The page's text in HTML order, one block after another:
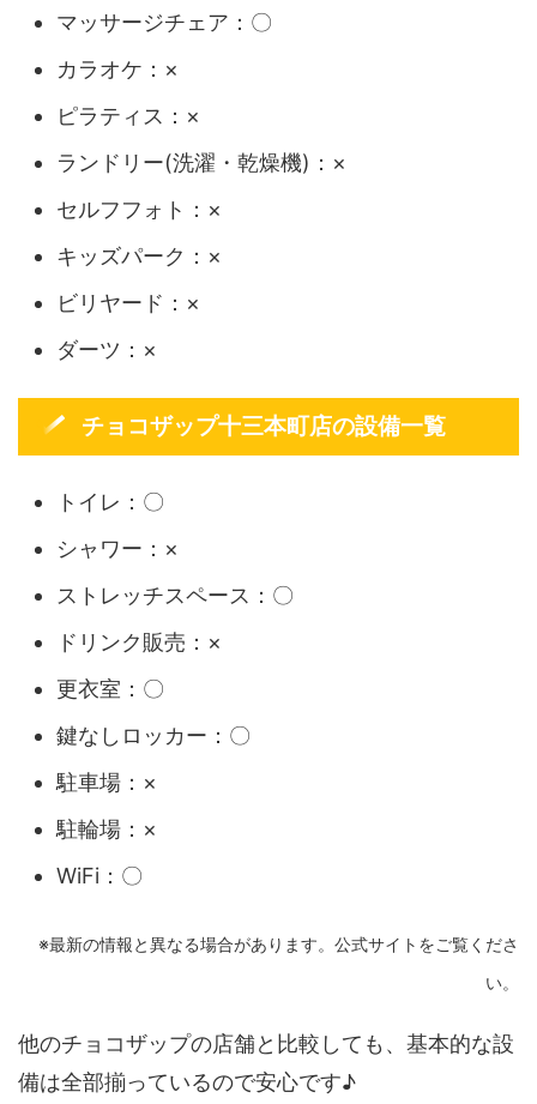
マッサージチェア：〇
カラオケ：×
ピラティス：×
ランドリー(洗濯・乾燥機)：×
セルフフォト：×
キッズパーク：×
ビリヤード：×
ダーツ：×
チョコザップ十三本町店の設備一覧
トイレ：〇
シャワー：×
ストレッチスペース：〇
ドリンク販売：×
更衣室：〇
鍵なしロッカー：〇
駐車場：×
駐輪場：×
WiFi：〇
※最新の情報と異なる場合があります。公式サイトをご覧くださ
い。
他のチョコザップの店舗と比較しても、基本的な設
備は全部揃っているので安心です♪